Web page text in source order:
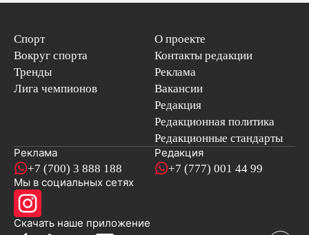
Спорт
Вокруг спорта
Тренды
Лига чемпионов
О проекте
Контакты редакции
Реклама
Вакансии
Редакция
Редакционная политика
Редакционные стандарты
Реклама
+7 (700) 3 888 188
Редакция
+7 (777) 001 44 99
Мы в социальных сетях
Скачать наше приложениеновостей